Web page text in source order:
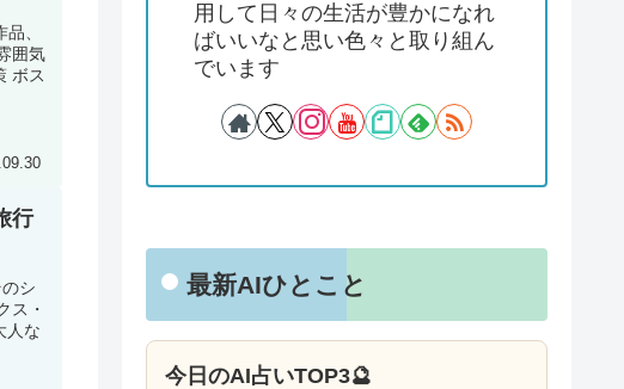
、
囲気
ボス
行
シ
ス・
人な
用して日々の生活が豊かになれ
ばいいなと思い色々と取り組ん
でいます
最新AIひとこと
今日のAI占いTOP3🔮